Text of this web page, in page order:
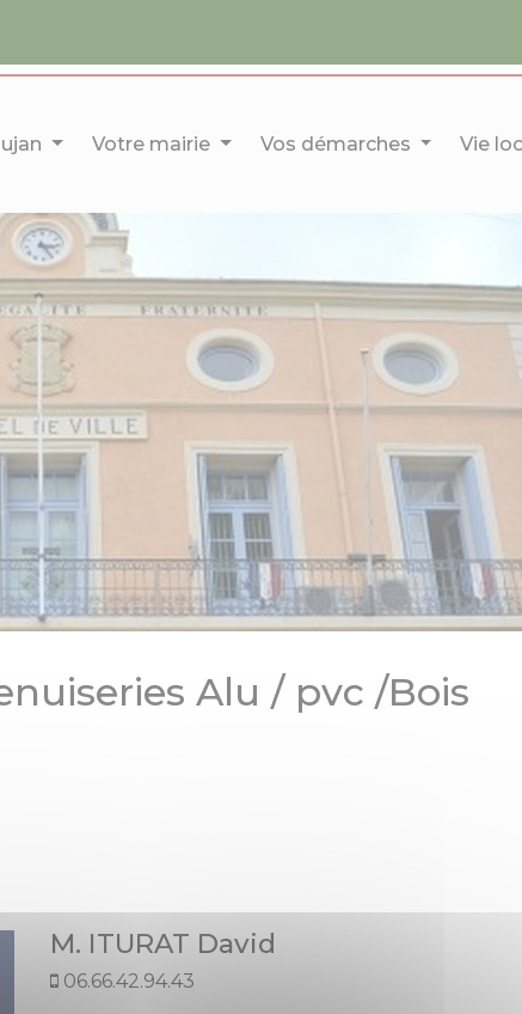
Votre mairie Vos démarches Vie
Alu / pvc /Bois
M. ITURAT David
06.66.42.94.43